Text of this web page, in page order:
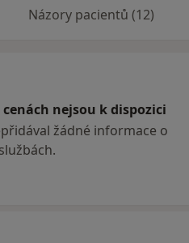
Názory pacientů (12)
nejsou k dispozici
žádné informace o